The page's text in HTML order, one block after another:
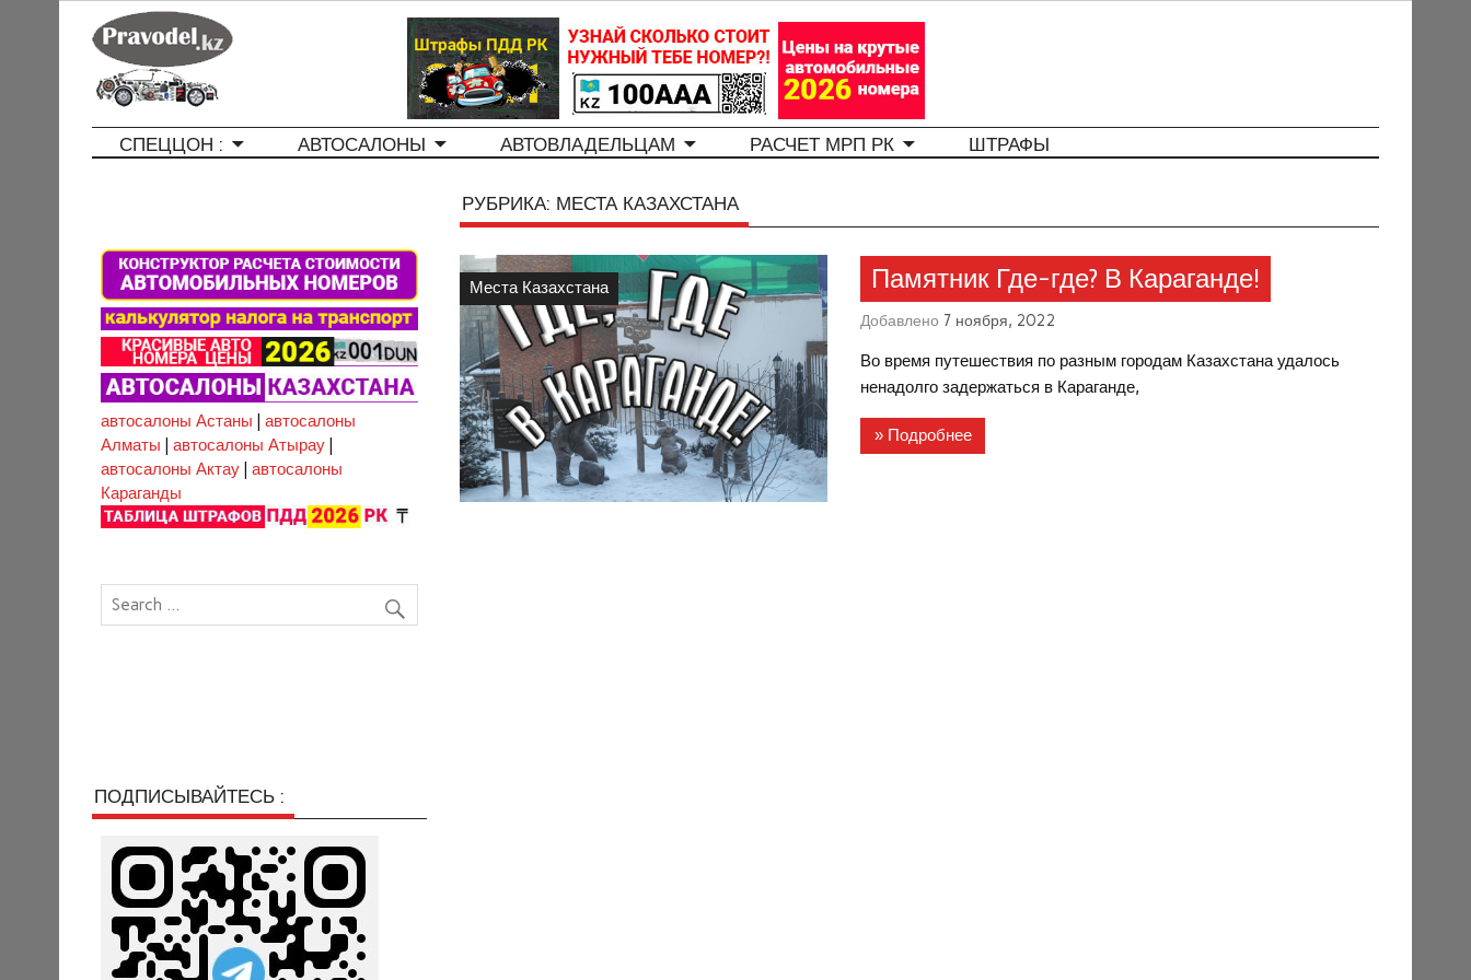
СПЕЦЦОН : АВТОСАЛОНЫ АВТОВЛАДЕЛЬЦАМ РАСЧЕТ МРП РК ШТРАФЫ
РУБРИКА: МЕСТА КАЗАХСТАНА
Места Казахстана Памятник Где-где? В Караганде!
Добавлено 7 ноября, 2022
Во время путешествия по разным городам Казахстана удалось
ненадолго задержаться в Караганде,
» Подробнее
автосалоны Астаны
автосалоны
Алматы
автосалоны Атырау|
автосалоны Актау| автосалоны
Караганды
ПОДПИСЫВАЙТЕСЬ :